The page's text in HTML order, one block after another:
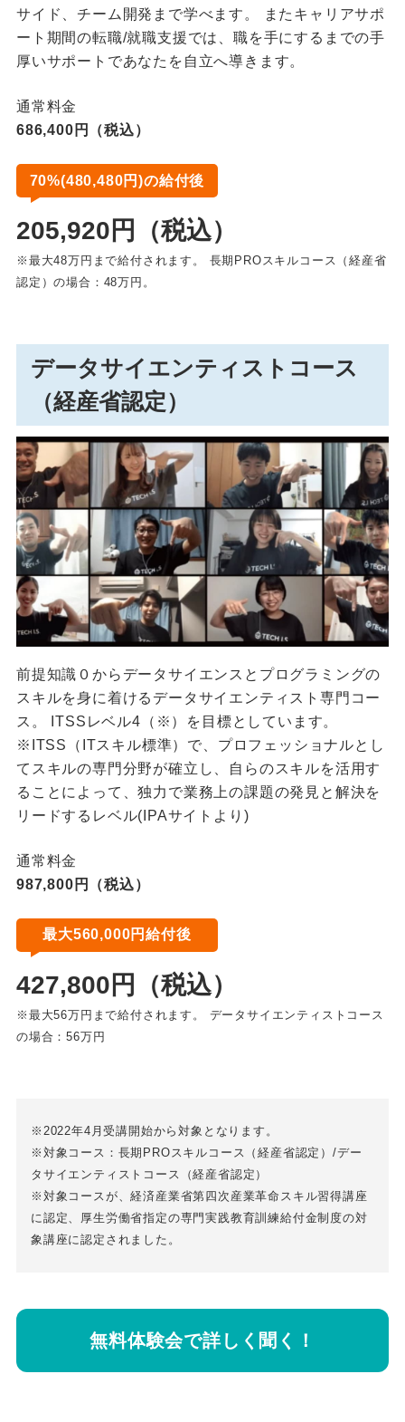
通常料金
686,400円（税込）
70%(480,480円)の給付後
205,920円（税込）
※最大48万円まで給付されます。 長期PROスキルコース（経産省
認定）の場合：48万円。
サイド、チーム開発まで学べます。 またキャリアサポ
ート期間の転職/就職支援では、職を手にするまでの手
厚いサポートであなたを自立へ導きます。
データサイエンティストコース
（経産省認定）
通常料金
987,800円（税込）
最大560,000円給付後
427,800円（税込）
※最大56万円まで給付されます。 データサイエンティストコース
の場合：56万円
前提知識０からデータサイエンスとプログラミングの
スキルを身に着けるデータサイエンティスト専門コー
ス。 ITSSレベル4（※）を目標としています。
※ITSS（ITスキル標準）で、プロフェッショナルとし
てスキルの専門分野が確立し、自らのスキルを活用す
ることによって、独力で業務上の課題の発見と解決を
リードするレベル(IPAサイトより)
※2022年4月受講開始から対象となります。
※対象コース：長期PROスキルコース（経産省認定）/デー
タサイエンティストコース（経産省認定）
※対象コースが、経済産業省第四次産業革命スキル習得講座
に認定、厚生労働省指定の専門実践教育訓練給付金制度の対
象講座に認定されました。
無料体験会で詳しく聞く！